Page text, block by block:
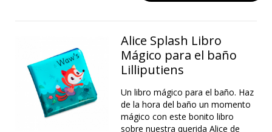
Alice Splash Libro
Mágico para el baño
Lilliputiens
Un libro mágico para el baño. Haz
de la hora del baño un momento
mágico con este bonito libro
sobre nuestra querida Alice de